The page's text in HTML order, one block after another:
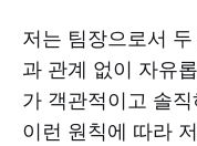
저는 팀장으로서
과 관계 없이 자유
가 객관적이고 솔
이런 원칙에 따라